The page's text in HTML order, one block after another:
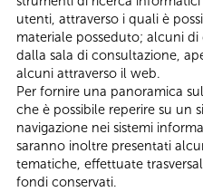
utenti, attraverso i quali è
materiale posseduto; alcuni
dalla sala di consultazione,
alcuni attraverso il web.
Per fornire una panoramica
che è possibile reperire su un
navigazione nei sistemi
saranno inoltre presentati
tematiche, effettuate
fondi conservati.